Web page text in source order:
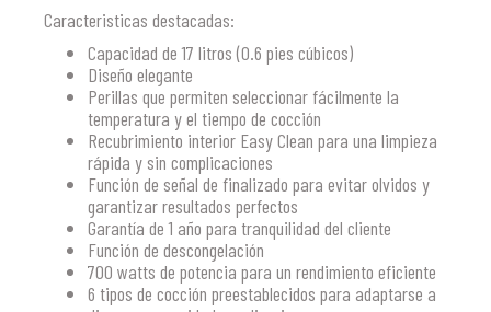
Caracteristicas destacadas:
Capacidad de 17 litros (0.6 pies cúbicos)
Diseño elegante
Perillas que permiten seleccionar fácilmente la
temperatura y el tiempo de cocción
Recubrimiento interior Easy Clean para una limpieza
rápida y sin complicaciones
Función de señal de finalizado para evitar olvidos y
garantizar resultados perfectos
Garantía de 1 año para tranquilidad del cliente
Función de descongelación
700 watts de potencia para un rendimiento eficiente
6 tipos de cocción preestablecidos para adaptarse a